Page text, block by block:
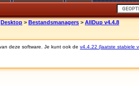
Desktop > Bestandsmanagers > AllDup v4.4.8
deze software. Je kunt ook de v4.4.22 (laatste stabiele